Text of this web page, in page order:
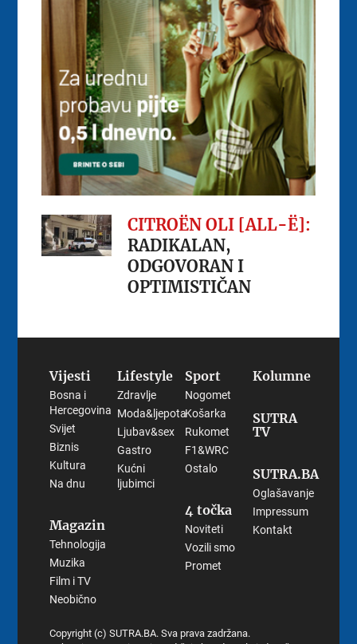
CITROËN OLI [ALL-Ë]:
RADIKALAN,
ODGOVORAN I
OPTIMISTIČAN
Vijesti
Bosna i
Hercegovina
Svijet
Biznis
Kultura
Na dnu
Magazin
Tehnologija
Muzika
Film i TV
Neobično
Lifestyle
Zdravlje
Moda&ljepota
Ljubav&sex
Gastro
Kućni
ljubimci
Sport
Nogomet
Košarka
Rukomet
F1&WRC
Ostalo
4 točka
Noviteti
Vozili smo
Promet
Kolumne
SUTRA
TV
SUTRA.BA
Oglašavanje
Impressum
Kontakt
Copyright (c) SUTRA.BA. Sva prava zadržana.